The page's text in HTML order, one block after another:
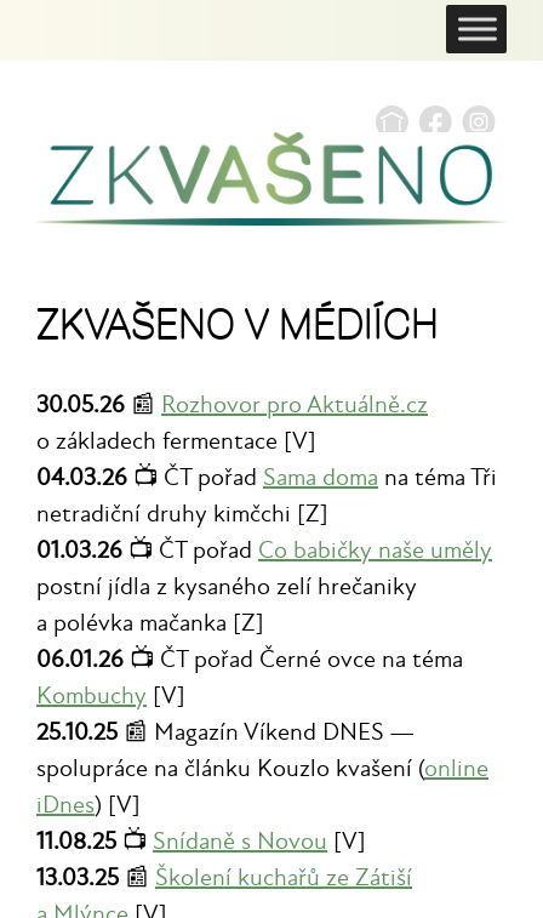
ZKVAŠENO V MÉDIÍCH
30.05.26 📰 Rozhovor pro Aktuálně.cz
o základech fermentace [V]
04.03.26 📺 ČT pořad Sama doma na téma Tři
netradiční druhy kimčchi [Z]
01.03.26 📺 ČT pořad Co babičky naše uměly
postní jídla z kysaného zelí hrečaniky
a polévka mačanka [Z]
06.01.26 📺 ČT pořad Černé ovce na téma
Kombuchy [V]
25.10.25 📰 Magazín Víkend DNES —
spolupráce na článku Kouzlo kvašení (online
iDnes) [V]
11.08.25 📺 Snídaně s Novou [V]
13.03.25 📰 Školení kuchařů ze Zátiší